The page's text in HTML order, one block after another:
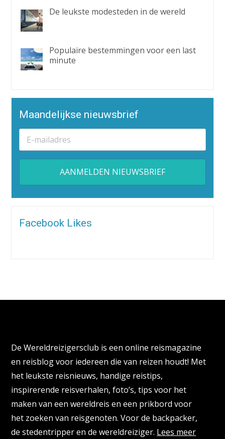
De leukste modesteden in de wereld
Populaire bestemmingen voor een last
minute
Maandelijkse nieuwsbrief
Alternative:
Facebook Likes
De Wereldreizigersclub is een online reismagazine
en reisblog voor iedereen die van reizen houdt! Met
het leukste reisnieuws, handige reistips,
inspirerende reisverhalen, foto’s, tips voor het
maken van een wereldreis en een prikbord voor
het zoeken van reisgenoten. Voor de backpacker,
de stedentripper en de wereldreiziger. Lees meer